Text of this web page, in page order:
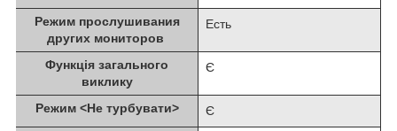
Режим прослушивания
других мониторов
Есть
Функція загального
виклику
Є
Режим <Не турбувати> Є